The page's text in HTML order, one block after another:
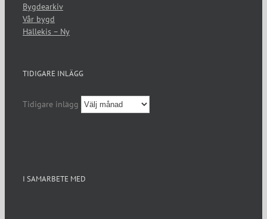
Bygdearkiv
Vår bygd
Hällekis – Ny
TIDIGARE INLÄGG
Tidigare inlägg
I SAMARBETE MED